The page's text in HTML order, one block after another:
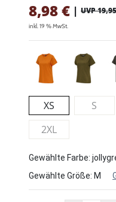
8,98€ | UVP
inkl. 19 % MwSt.
XS S
2XL
Gewählte Farbe:
Gewählte Größe: M